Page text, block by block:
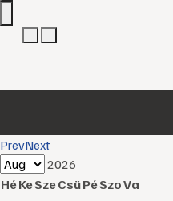
PrevNext
2026
HéKeSzeCsüPéSzoVa